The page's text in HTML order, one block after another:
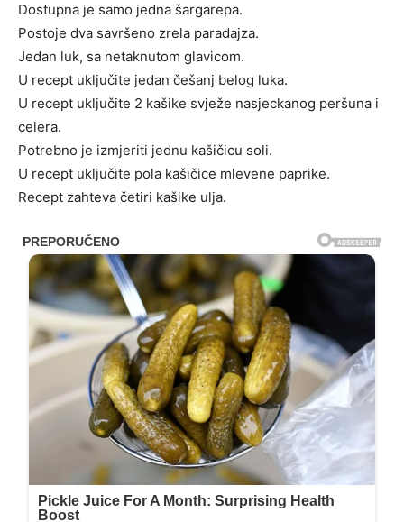
Dostupna je samo jedna šargarepa.
Postoje dva savršeno zrela paradajza.
Jedan luk, sa netaknutom glavicom.
U recept uključite jedan češanj belog luka.
U recept uključite 2 kašike svježe nasjeckanog peršuna i
celera.
Potrebno je izmjeriti jednu kašičicu soli.
U recept uključite pola kašičice mlevene paprike.
Recept zahteva četiri kašike ulja.